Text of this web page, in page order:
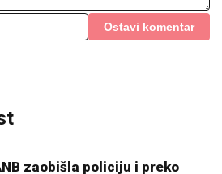
Ostavi komentar
zaobišla policiju i preko